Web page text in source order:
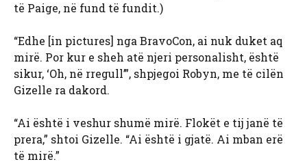
të Paige, në fund të fundit.)
“Edhe [in pictures] nga BravoCon, ai nuk duket aq
mirë. Por kur e sheh atë njeri personalisht, është
sikur, ‘Oh, në rregull’”, shpjegoi Robyn, me të cilën
Gizelle ra dakord.
“Ai është i veshur shumë mirë. Flokët e tij janë të
prera,” shtoi Gizelle. “Ai është i gjatë. Ai mban erë
të mirë.”